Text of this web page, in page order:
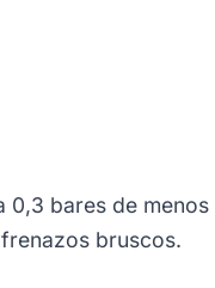
bares de
bruscos.